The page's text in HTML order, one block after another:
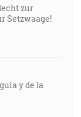
zur
Setzwaage!
y de la